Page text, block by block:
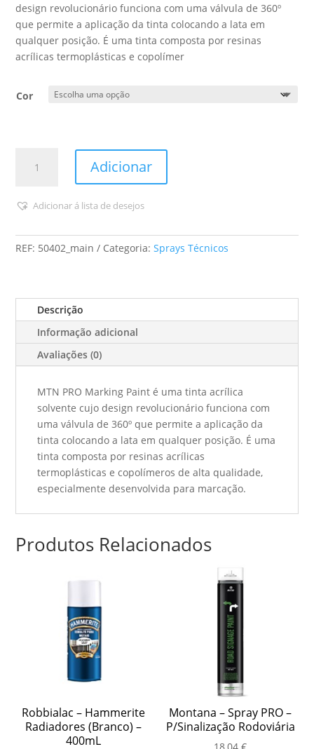
design revolucionário funciona com uma válvula de 360º
que permite a aplicação da tinta colocando a lata em
qualquer posição. É uma tinta composta por resinas
acrílicas termoplásticas e copolímer
Cor
-
-
Tinta
-
Adicionar
Adicionar á lista de desejos
REF: 50402_main Categoria:Sprays Técnicos
Descrição
Informação adicional
Avaliações (0)
MTN PRO Marking Paint é uma tinta acrílica
solvente cujo design revolucionário funciona com
uma válvula de 360º que permite a aplicação da
tinta colocando a lata em qualquer posição. É uma
tinta composta por resinas acrílicas
termoplásticas e copolímeros de alta qualidade,
especialmente desenvolvida para marcação.
Produtos Relacionados
Robbialac – Hammerite
Radiadores (Branco) –
400mL
Montana – Spray PRO –
P/Sinalização Rodoviária